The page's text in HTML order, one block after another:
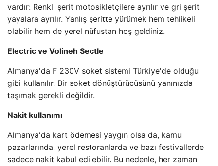
vardır: Renkli şerit motosikletçilere ayrılır ve gri şerit
yayalara ayrılır. Yanlış şeritte yürümek hem tehlikeli
olabilir hem de yerel nüfustan hoş geldiniz.
Electric ve Volineh Sectle
Almanya'da F 230V soket sistemi Türkiye'de olduğu
gibi kullanılır. Bir soket dönüştürücüsünü yanınızda
taşımak gerekli değildir.
Nakit kullanımı
Almanya'da kart ödemesi yaygın olsa da, kamu
pazarlarında, yerel restoranlarda ve bazı festivallerde
sadece nakit kabul edilebilir. Bu nedenle, her zaman